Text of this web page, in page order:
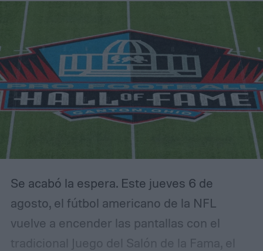
Se acabó la espera. Este jueves 6 de
agosto, el fútbol americano de la NFL
vuelve a encender las pantallas con el
tradicional Juego del Salón de la Fama, el